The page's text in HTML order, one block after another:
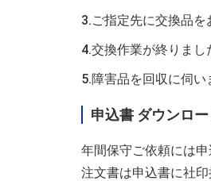
3.ご指定先に交換品を
4.交換作業が終りまし
5.障害品を回収に伺い
申込書 ダウンロー
年間保守ご依頼には
注文書は申込書に社